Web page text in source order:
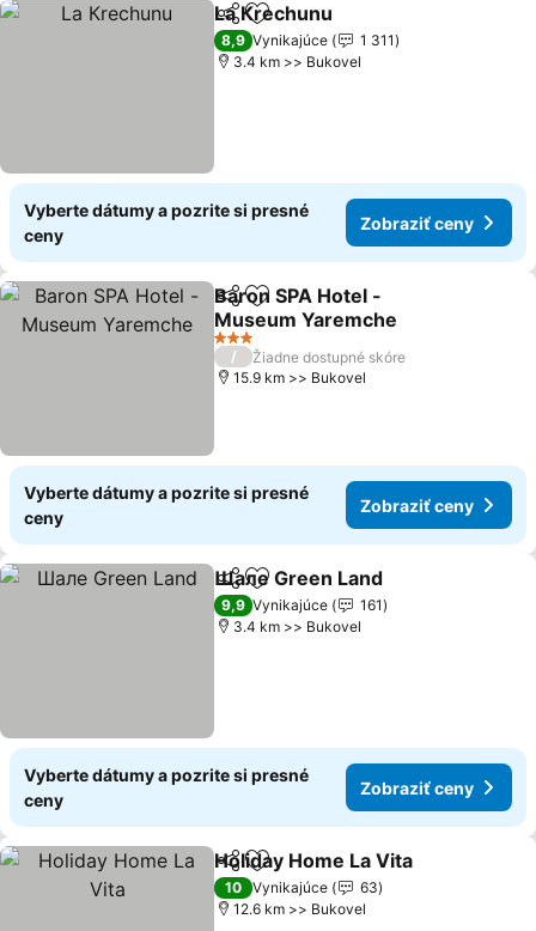
ZdieľaťPridať do obľúbených
La Кrechunu
8,9 Vynikajúce
1 311
3.4 km >> Bukovel
Vyberte dátumy a pozrite si presné
ceny
Zobraziť ceny
ZdieľaťPridať do obľúbených
Baron SPA Hotel -
Museum Yaremche
Zobraziť ceny
3 Počet hviezdičiek
/
Žiadne dostupné skóre
15.9 km >> Bukovel
Vyberte dátumy a pozrite si presné
ceny
Zobraziť ceny
ZdieľaťPridať do obľúbených
Шале Green Land
9,9 Vynikajúce
161
3.4 km >> Bukovel
Vyberte dátumy a pozrite si presné
ceny
Zobraziť ceny
ZdieľaťPridať do obľúbených
Holiday Home La Vіta
10 Vynikajúce
63
12.6 km >> Bukovel